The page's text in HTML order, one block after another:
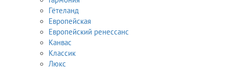
Гётеланд
Европейская
Европейский ренессанс
Канвас
Классик
Люкс